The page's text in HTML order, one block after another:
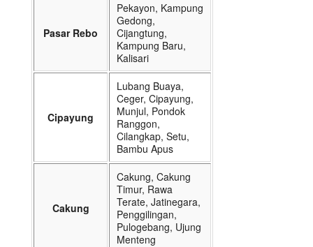
Pasar Rebo
Pekayon, Kampung
Gedong,
Cijangtung,
Kampung Baru,
Kalisari
Cipayung
Lubang Buaya,
Ceger, Cipayung,
Munjul, Pondok
Ranggon,
Cilangkap, Setu,
Bambu Apus
Cakung
Cakung, Cakung
Timur, Rawa
Terate, Jatinegara,
Penggilingan,
Pulogebang, Ujung
Menteng